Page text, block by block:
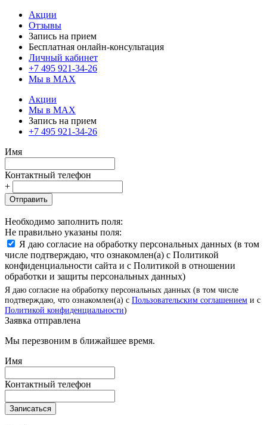
Акции
Отзывы
Запись на прием
Бесплатная онлайн-консультация
Личный кабинет
+7 495 921-34-26
Мы в MAX
Акции
Мы в MAX
Запись на прием
+7 495 921-34-26
Имя
Контактный телефон
+
Отправить
Необходимо заполнить поля:
Не правильно указаны поля:
Я даю согласие на обработку персональных данных (в том
числе подтверждаю, что ознакомлен(а) с Политикой
конфиденциальности сайта и с Политикой в отношении
обработки и защиты персональных данных)
Я даю согласие на обработку персональных данных (в том числе
подтверждаю, что ознакомлен(а) с Пользовательским соглашением и с
Политикой конфиденциальности)
Заявка отправлена
Мы перезвоним в ближайшее время.
Имя
Контактный телефон
Записаться